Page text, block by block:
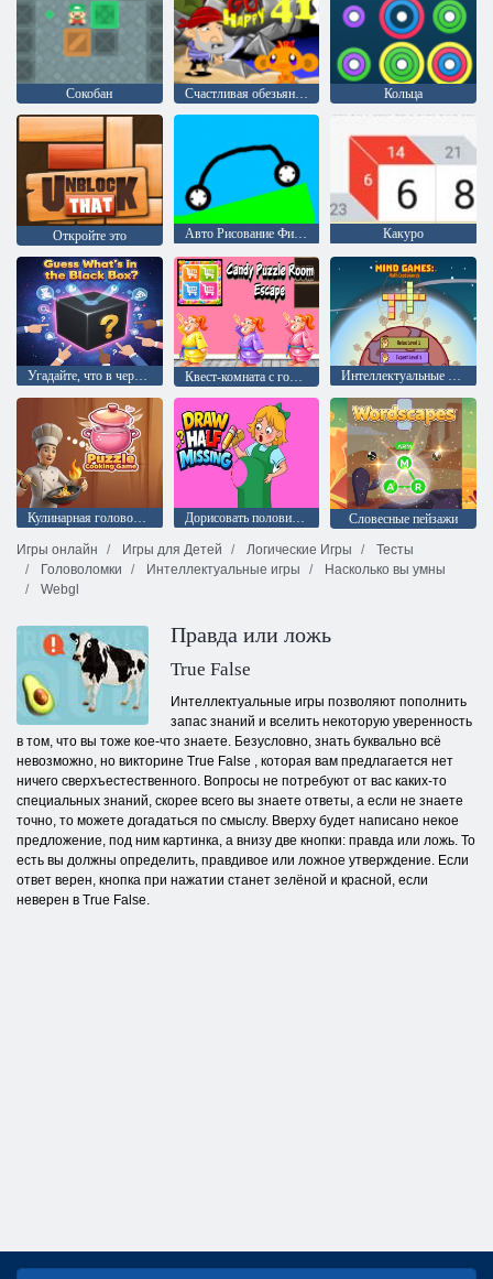
Сокобан Счастливая обезьянка: Уровень 41 Кольца
Откройте это Авто Рисование Физика Какуро
Угадайте, что в черном ящике? Квест-комната с головоломками из конфет Интеллектуальные игры: математические кроссворды
Кулинарная головоломка Дорисовать половинку
Словесные пейзажи
Игры онлайн
Игры для Детей Логические Игры
Тесты
Головоломки
Интеллектуальные игры
Насколько вы умны
Webgl
Правда или ложь
True False
Интеллектуальные игры позволяют пополнить
запас знаний и вселить некоторую уверенность
в том, что вы тоже кое-что знаете. Безусловно, знать буквально всё
невозможно, но викторине True False , которая вам предлагается нет
ничего сверхъестественного. Вопросы не потребуют от вас каких-то
специальных знаний, скорее всего вы знаете ответы, а если не знаете
точно, то можете догадаться по смыслу. Вверху будет написано некое
предложение, под ним картинка, а внизу две кнопки: правда или ложь. То
есть вы должны определить, правдивое или ложное утверждение. Если
ответ верен, кнопка при нажатии станет зелёной и красной, если
неверен в True False.